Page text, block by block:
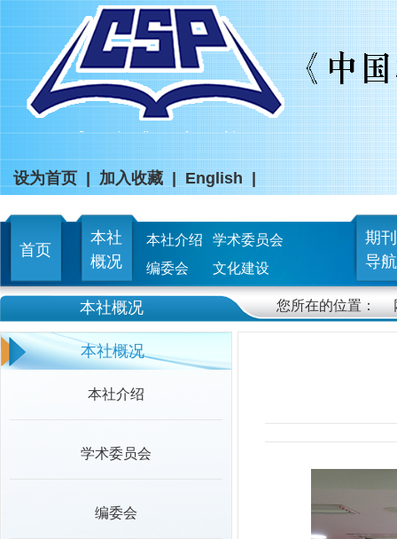
设为首页 加入收藏 English
首页
本社
概况
本社介绍
学术委员会
编委会
文化建设
期刊
导航
本社概况 您所在的位置：
本社概况
本社介绍
学术委员会
编委会